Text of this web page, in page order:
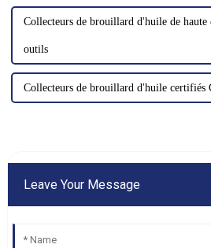
Collecteurs de brouillard d'huile de haute
outils
Collecteurs de brouillard d'huile certifiés
Leave Your Message